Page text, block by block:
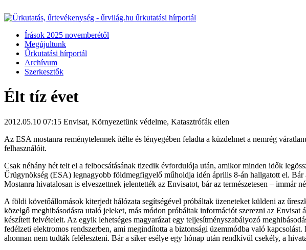
Írások 2025 novemberétől
Megújultunk
Űrkutatási hírportál
Archívum
Szerkesztők
Élt tíz évet
2012.05.10 07:15 Envisat, Környezetünk védelme, Katasztrófák ellen
Az ESA mostanra reménytelennek ítélte és lényegében feladta a küzdelmet a nemrég
felhasználóit.
Csak néhány hét telt el a felbocsátásának tizedik évfordulója után, amikor minden idők
Űrügynökség (ESA) legnagyobb földmegfigyelő műholdja idén április 8-án hallgatott el. Bár
Mostanra hivatalosan is elveszettnek jelentették az Envisatot, bár az természetesen –
A földi követőállomások kiterjedt hálózata segítségével próbáltak üzeneteket küldeni az
közelgő meghibásodásra utaló jeleket, más módon próbáltak információt szerezni az
készített felvételeit. Az egyik lehetséges magyarázat egy teljesítményszabályozó
fedélzeti elektromos rendszerben, ami megindította a biztonsági üzemmódba való
ahonnan nem tudták feléleszteni. Bár a siker esélye egy hónap után rendkívül csekély, a